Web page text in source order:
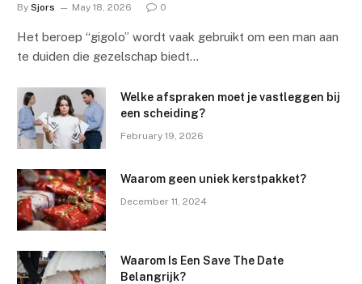
By Sjors May 18, 2026 0
Het beroep “gigolo” wordt vaak gebruikt om een man aan
te duiden die gezelschap biedt…
Welke afspraken moet je vastleggen bij
een scheiding?
February 19, 2026
Waarom geen uniek kerstpakket?
December 11, 2024
Waarom Is Een Save The Date
Belangrijk?